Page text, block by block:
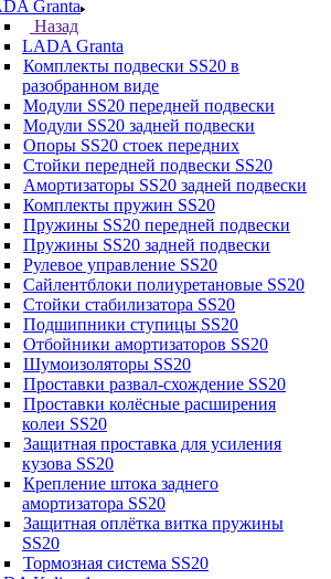
Granta
Назад
LADA Granta
Комплекты подвески SS20 в
разобранном виде
Модули SS20 передней подвески
Модули SS20 задней подвески
Опоры SS20 стоек передних
Стойки передней подвески SS20
Амортизаторы SS20 задней подвески
Комплекты пружин SS20
Пружины SS20 передней подвески
Пружины SS20 задней подвески
Рулевое управление SS20
Сайлентблоки полиуретановые SS20
Стойки стабилизатора SS20
Подшипники ступицы SS20
Отбойники амортизаторов SS20
Шумоизоляторы SS20
Проставки развал-схождение SS20
Проставки колёсные расширения
колеи SS20
Защитная проставка для усиления
кузова SS20
Крепление штока заднего
амортизатора SS20
Защитная оплётка витка пружины
SS20
Тормозная система SS20